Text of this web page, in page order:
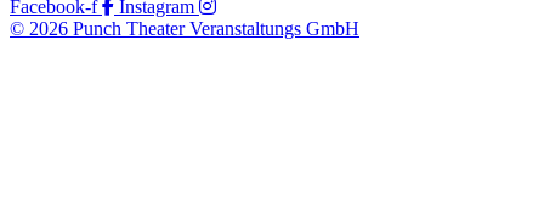
Facebook-f
Instagram
© 2026 Punch Theater Veranstaltungs GmbH